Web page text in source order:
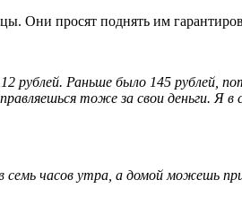
Они просят поднять им
рублей. Раньше было 145 рублей,
тоже за свои деньги. Я в
семь часов утра, а домой можешь